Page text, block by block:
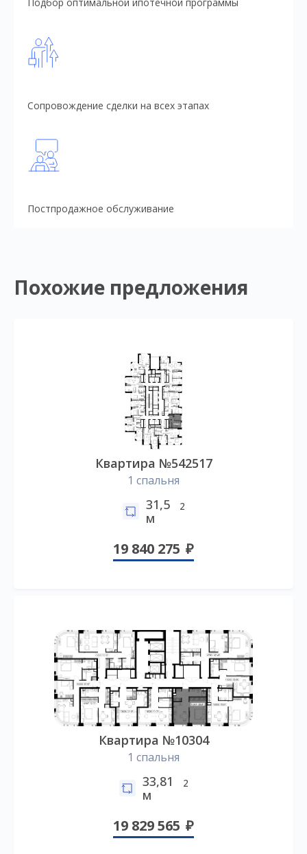
Сопровождение сделки на всех этапах
Постпродажное обслуживание
Похожие предложения
Квартира №542517
1 спальня
31,5
м
2
19 840 275
Квартира №10304
1 спальня
33,81
м
2
19 829 565